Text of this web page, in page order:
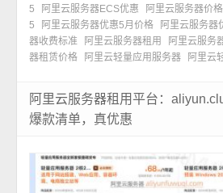
5
阿里云服务器ECS优惠 阿里云服务器价格
5
阿里云服务器优惠5月价格 阿里云服务器
器收费标准
阿里云服务器租用 阿里云服务
器租赁价格
阿里云轻量应用服务器 阿里云
阿里云服务器租用平台：
爆款清单，真优惠